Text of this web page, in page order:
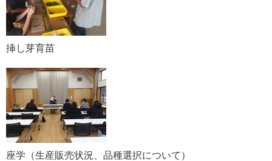
挿し芽育苗
座学（生産販売状況、品種選択について）